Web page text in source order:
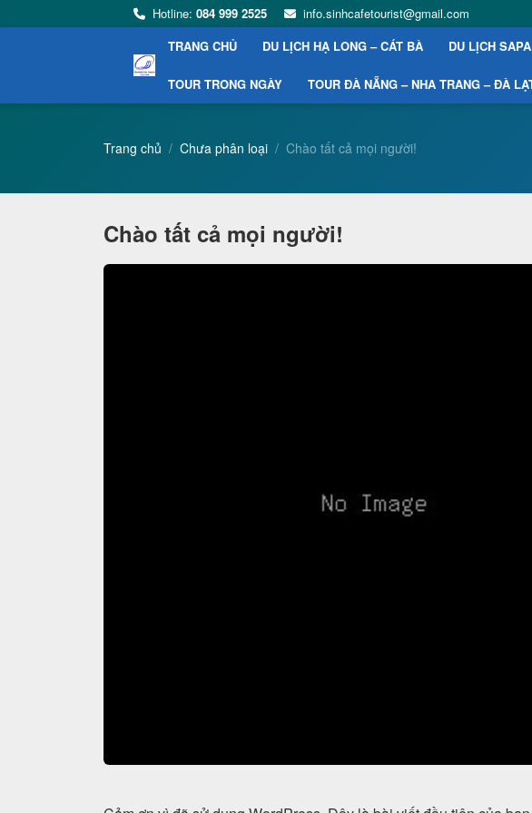
Hotline: 084 999 2525
info.sinhcafetourist@gmail.com
TRANG CHỦ
DU LỊCH HẠ LONG – CÁT BÀ DU LỊCH SAPA
TOUR TRONG NGÀY TOUR ĐÀ NẴNG – NHA TRANG – ĐÀ
Trang chủ Chưa phân loại Chào tất cả mọi người!
Chào tất cả mọi người!